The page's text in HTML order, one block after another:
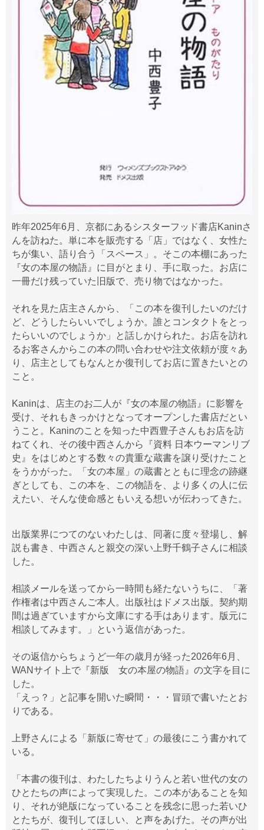
昨年2025年6月、京都にあるシスターフッド書店Kaninさ
んを訪ねた。単に本を販売する「店」ではなく、女性た
ちが集い、語り合う「スペース」。そこの本棚にあった
『女の本屋の物語』に目がとまり、手に取った。お店に
一冊だけ残っていた旧版で、売り物ではなかった。
それを見た店主さんから、「この本を復刊したいのだけ
ど、どうしたらいいでしょうか。誰とコンタクトをとっ
たらいいのでしょうか」と話しかけられた。お店を訪れ
るお客さんからこの本の問い合わせや注文依頼が度々あ
り、店主としてもなんとか復刊してお店に置きたいとの
こと。
Kaninは、店主のお二人が『女の本屋の物語』に影響を
受け、それもきっかけとなってオープンした書店だとい
うこと。Kaninのことを知った中西豊子さんもお店を訪
ねてくれ、その後中西さんから『資料 日本ウーマンリブ
史』をはじめとする数々の貴重な蔵書を譲り受けたこと
をうかがった。「女の本屋」の蔵書とともに理念の跡継
ぎとしても、この本を、この物語を、より多くの人に伝
えたい、そんな使命感ともいえる想いが伝わってきた。
出版業界につてのないわたしは、同著に度々登場し、解
説も書き、中西さんと親交の深い上野千鶴子さんに相談
した。
相談メールを送ってから一時間も経たないうちに、「著
作権者は中西さんご本人。出版社はドメス出版。契約期
間は過ぎていますから文庫にする手はあります。版元に
相談してみます。」という返信があった。
その返信からちょうど一年の歳月が経った2026年6月、
WANサイト上で『新版 女の本屋の物語』の文字を目に
した。
「えっ？」と記事を開いた瞬間・・・冒頭で書いたとお
りである。
上野さんによる「新版に寄せて」の最後にこう書かれて
いる。
「本書の復刊は、わたしたちよりうんと若い世代の女の
ひとたちの声によって実現した。この本があることを知
り、それが絶版になっていることを残念に思った若いひ
とたちが、復刊してほしい、と声をあげた。その声が出